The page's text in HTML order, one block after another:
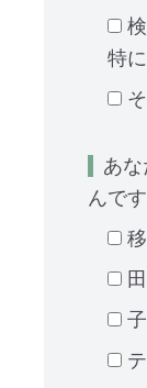
特
あ
んです